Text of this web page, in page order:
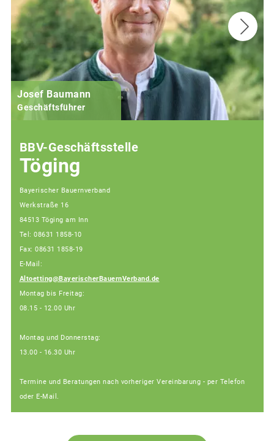
Josef Baumann
Geschäftsführer
BBV-Geschäftsstelle
Töging
Bayerischer Bauernverband
Werkstraße 16
84513 Töging am Inn
Tel: 08631 1858-10
Fax: 08631 1858-19
E-Mail:
Altoetting@BayerischerBauernVerband.de
Montag bis Freitag:
08.15 - 12.00 Uhr
Montag und Donnerstag:
13.00 - 16.30 Uhr
Termine und Beratungen nach vorheriger Vereinbarung - per Telefon
oder E-Mail.